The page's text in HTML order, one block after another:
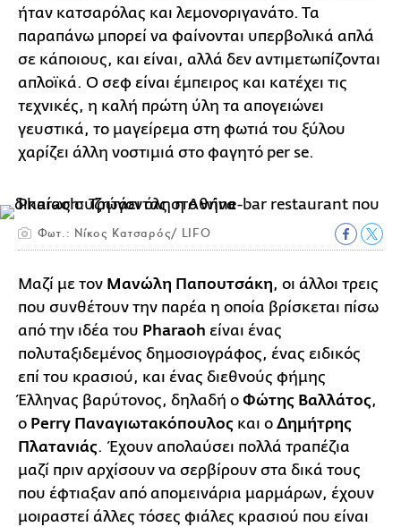
ήταν κατσαρόλας και λεμονοριγανάτο. Τα
παραπάνω μπορεί να φαίνονται υπερβολικά απλά
σε κάποιους, και είναι, αλλά δεν αντιμετωπίζονται
απλοϊκά. Ο σεφ είναι έμπειρος και κατέχει τις
τεχνικές, η καλή πρώτη ύλη τα απογειώνει
γευστικά, το μαγείρεμα στη φωτιά του ξύλου
χαρίζει άλλη νοστιμιά στο φαγητό per se.
Φωτ.: Νίκος Κατσαρός/ LIFO
Μαζί με τον Μανώλη Παπουτσάκη, οι άλλοι τρεις
που συνθέτουν την παρέα η οποία βρίσκεται πίσω
από την ιδέα του Pharaoh είναι ένας
πολυταξιδεμένος δημοσιογράφος, ένας ειδικός
επί του κρασιού, και ένας διεθνούς φήμης
Έλληνας βαρύτονος, δηλαδή ο Φώτης Βαλλάτος,
ο Perry Παναγιωτακόπουλος και ο Δημήτρης
Πλατανιάς. Έχουν απολαύσει πολλά τραπέζια
μαζί πριν αρχίσουν να σερβίρουν στα δικά τους
που έφτιαξαν από απομεινάρια μαρμάρων, έχουν
μοιραστεί άλλες τόσες φιάλες κρασιού που είναι